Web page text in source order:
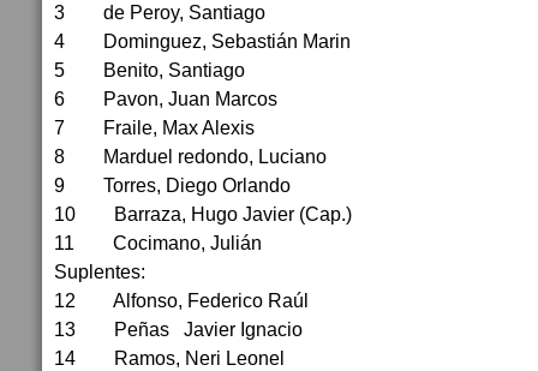
3 de Peroy, Santiago
4 Dominguez, Sebastián Marin
5 Benito, Santiago
6 Pavon, Juan Marcos
7 Fraile, Max Alexis
8 Marduel redondo, Luciano
9 Torres, Diego Orlando
10 Barraza, Hugo Javier (Cap.)
11 Cocimano, Julián
Suplentes:
12 Alfonso, Federico Raúl
13 Peñas Javier Ignacio
14 Ramos, Neri Leonel